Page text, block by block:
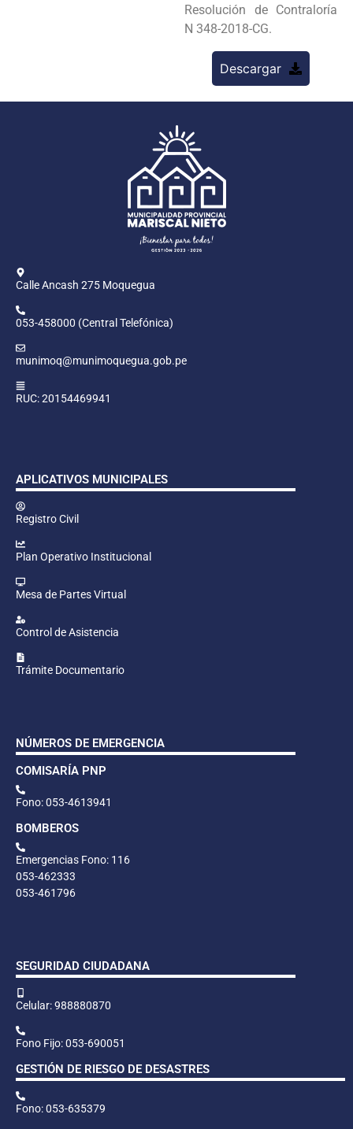
Resolución de Contraloría
N 348-2018-CG.
Descargar
Calle Ancash 275 Moquegua
053-458000 (Central Telefónica)
munimoq@munimoquegua.gob.pe
RUC: 20154469941
APLICATIVOS MUNICIPALES
Registro Civil
Plan Operativo Institucional
Mesa de Partes Virtual
Control de Asistencia
Trámite Documentario
NÚMEROS DE EMERGENCIA
COMISARÍA PNP
Fono: 053-4613941
BOMBEROS
Emergencias Fono: 116
053-462333
053-461796
SEGURIDAD CIUDADANA
Celular: 988880870
Fono Fijo: 053-690051
GESTIÓN DE RIESGO DE DESASTRES
Fono: 053-635379